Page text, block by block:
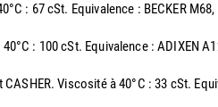
67 cSt. Equivalence : BECKER M68,
: 100 cSt. Equivalence : ADIXEN
Viscosité à 40°C : 33 cSt.